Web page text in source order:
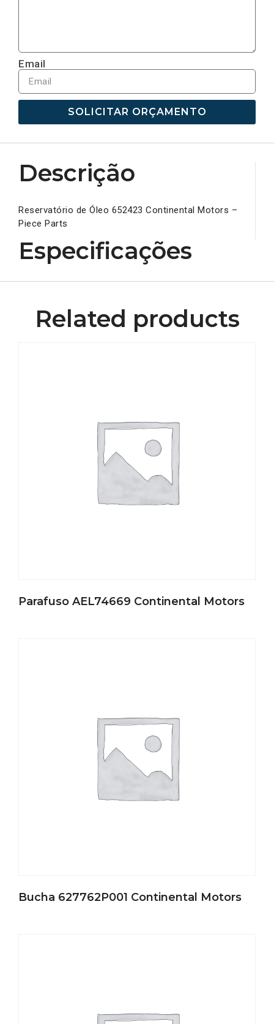
Email
SOLICITAR ORÇAMENTO
Descrição
Reservatório de Óleo 652423 Continental Motors –
Piece Parts
Especificações
Related products
Parafuso AEL74669 Continental Motors
Bucha 627762P001 Continental Motors